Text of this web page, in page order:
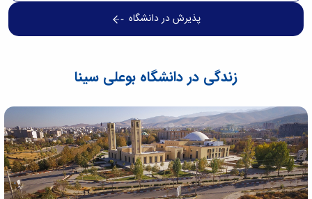
پذیرش در دانشگاه
زندگی در دانشگاه بوعلی سینا